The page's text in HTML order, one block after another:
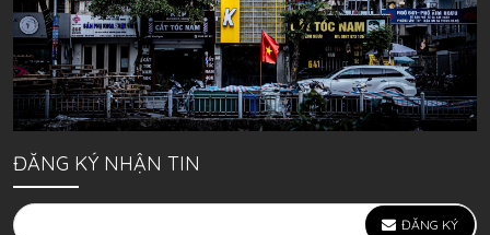
ĐĂNG KÝ NHẬN TIN
ĐĂNG KÝ